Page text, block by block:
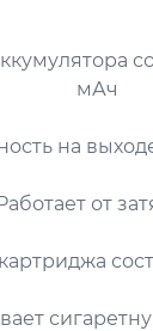
мАч
на
от